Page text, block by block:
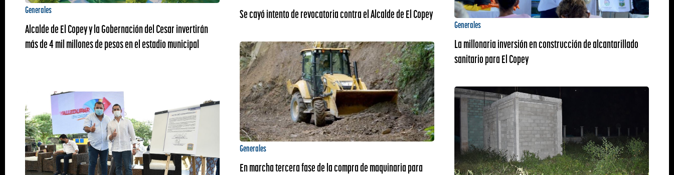
Generales
Alcalde de El Copey y la Gobernación del Cesar invertirán
más de 4 mil millones de pesos en el estadio municipal
Se cayó intento de revocatoria contra el Alcalde de El Copey
Generales
La millonaria inversión en construcción de alcantarillado
sanitario para El Copey
Generales
En marcha tercera fase de la compra de maquinaria para